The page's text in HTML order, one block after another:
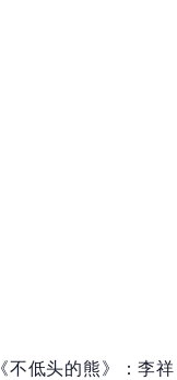
《不低头的熊》：李祥